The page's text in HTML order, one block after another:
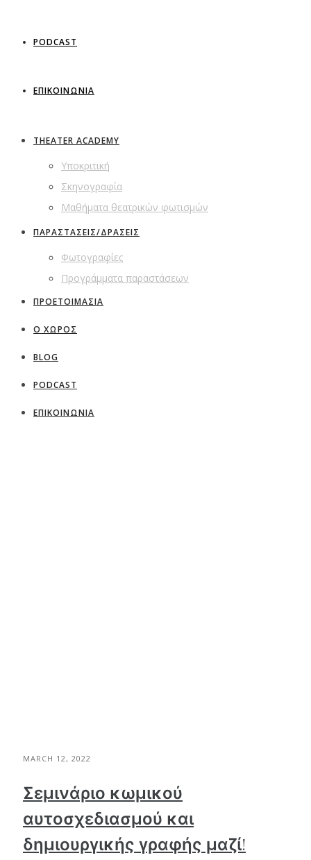
PODCAST
ΕΠΙΚΟΙΝΩΝΙΑ
THEATER ACADEMY
Υποκριτική
Σκηνογραφία
Μαθήματα θεατρικών φωτισμών
ΠΑΡΑΣΤΑΣΕΙΣ/ΔΡΑΣΕΙΣ
Φωτογραφίες
Προγράμματα παραστάσεων
ΠΡΟΕΤΟΙΜΑΣΙΑ
Ο ΧΩΡΟΣ
BLOG
PODCAST
ΕΠΙΚΟΙΝΩΝΙΑ
MARCH 12, 2022
Σεμινάριο κωμικού
αυτοσχεδιασμού και
δημιουργικής γραφής μαζί!